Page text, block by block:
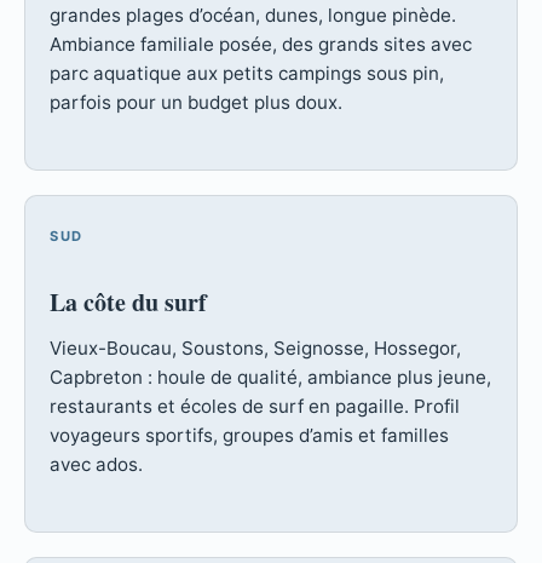
grandes plages d’océan, dunes, longue pinède.
Ambiance familiale posée, des grands sites avec
parc aquatique aux petits campings sous pin,
parfois pour un budget plus doux.
SUD
La côte du surf
Vieux-Boucau, Soustons, Seignosse, Hossegor,
Capbreton : houle de qualité, ambiance plus jeune,
restaurants et écoles de surf en pagaille. Profil
voyageurs sportifs, groupes d’amis et familles
avec ados.